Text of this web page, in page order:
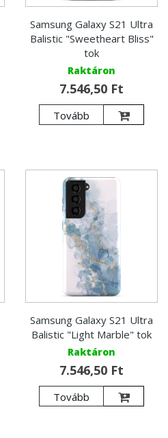
Samsung Galaxy S21 Ultra
Balistic "Sweetheart Bliss"
tok
Raktáron
7.546,50 Ft
Tovább
Samsung Galaxy S21 Ultra
Balistic "Light Marble" tok
Raktáron
7.546,50 Ft
Tovább